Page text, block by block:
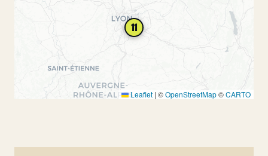
11
Leaflet | ©OpenStreetMap©CARTO